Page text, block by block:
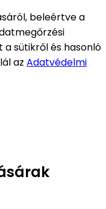
beleértve a
a sütikről és hasonló
az Adatvédelmi